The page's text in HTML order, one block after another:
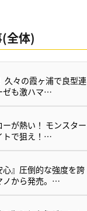
全体)
久々の霞ヶ浦で良型連
ゼも激ハマ…
ーが熱い！ モンスター
トで狙え！…
心』圧倒的な強度を誇
ノから発売。…